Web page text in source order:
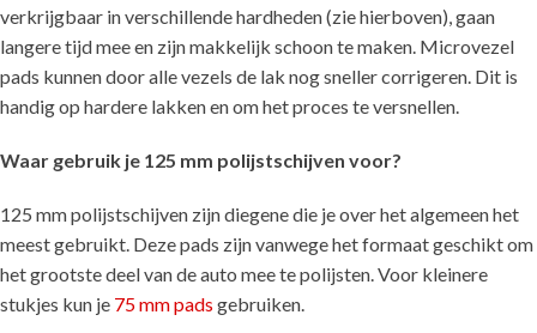
verkrijgbaar in verschillende hardheden (zie hierboven), gaan
langere tijd mee en zijn makkelijk schoon te maken. Microvezel
pads kunnen door alle vezels de lak nog sneller corrigeren. Dit is
handig op hardere lakken en om het proces te versnellen.
Waar gebruik je 125 mm polijstschijven voor?
125 mm polijstschijven zijn diegene die je over het algemeen het
meest gebruikt. Deze pads zijn vanwege het formaat geschikt om
het grootste deel van de auto mee te polijsten. Voor kleinere
stukjes kun je 75 mm pads gebruiken.